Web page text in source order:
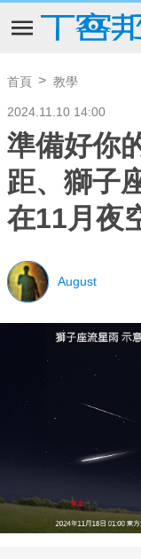
首頁 教學
2024.11.10 14:00
準備好你
距、獅子
在11月夜
August